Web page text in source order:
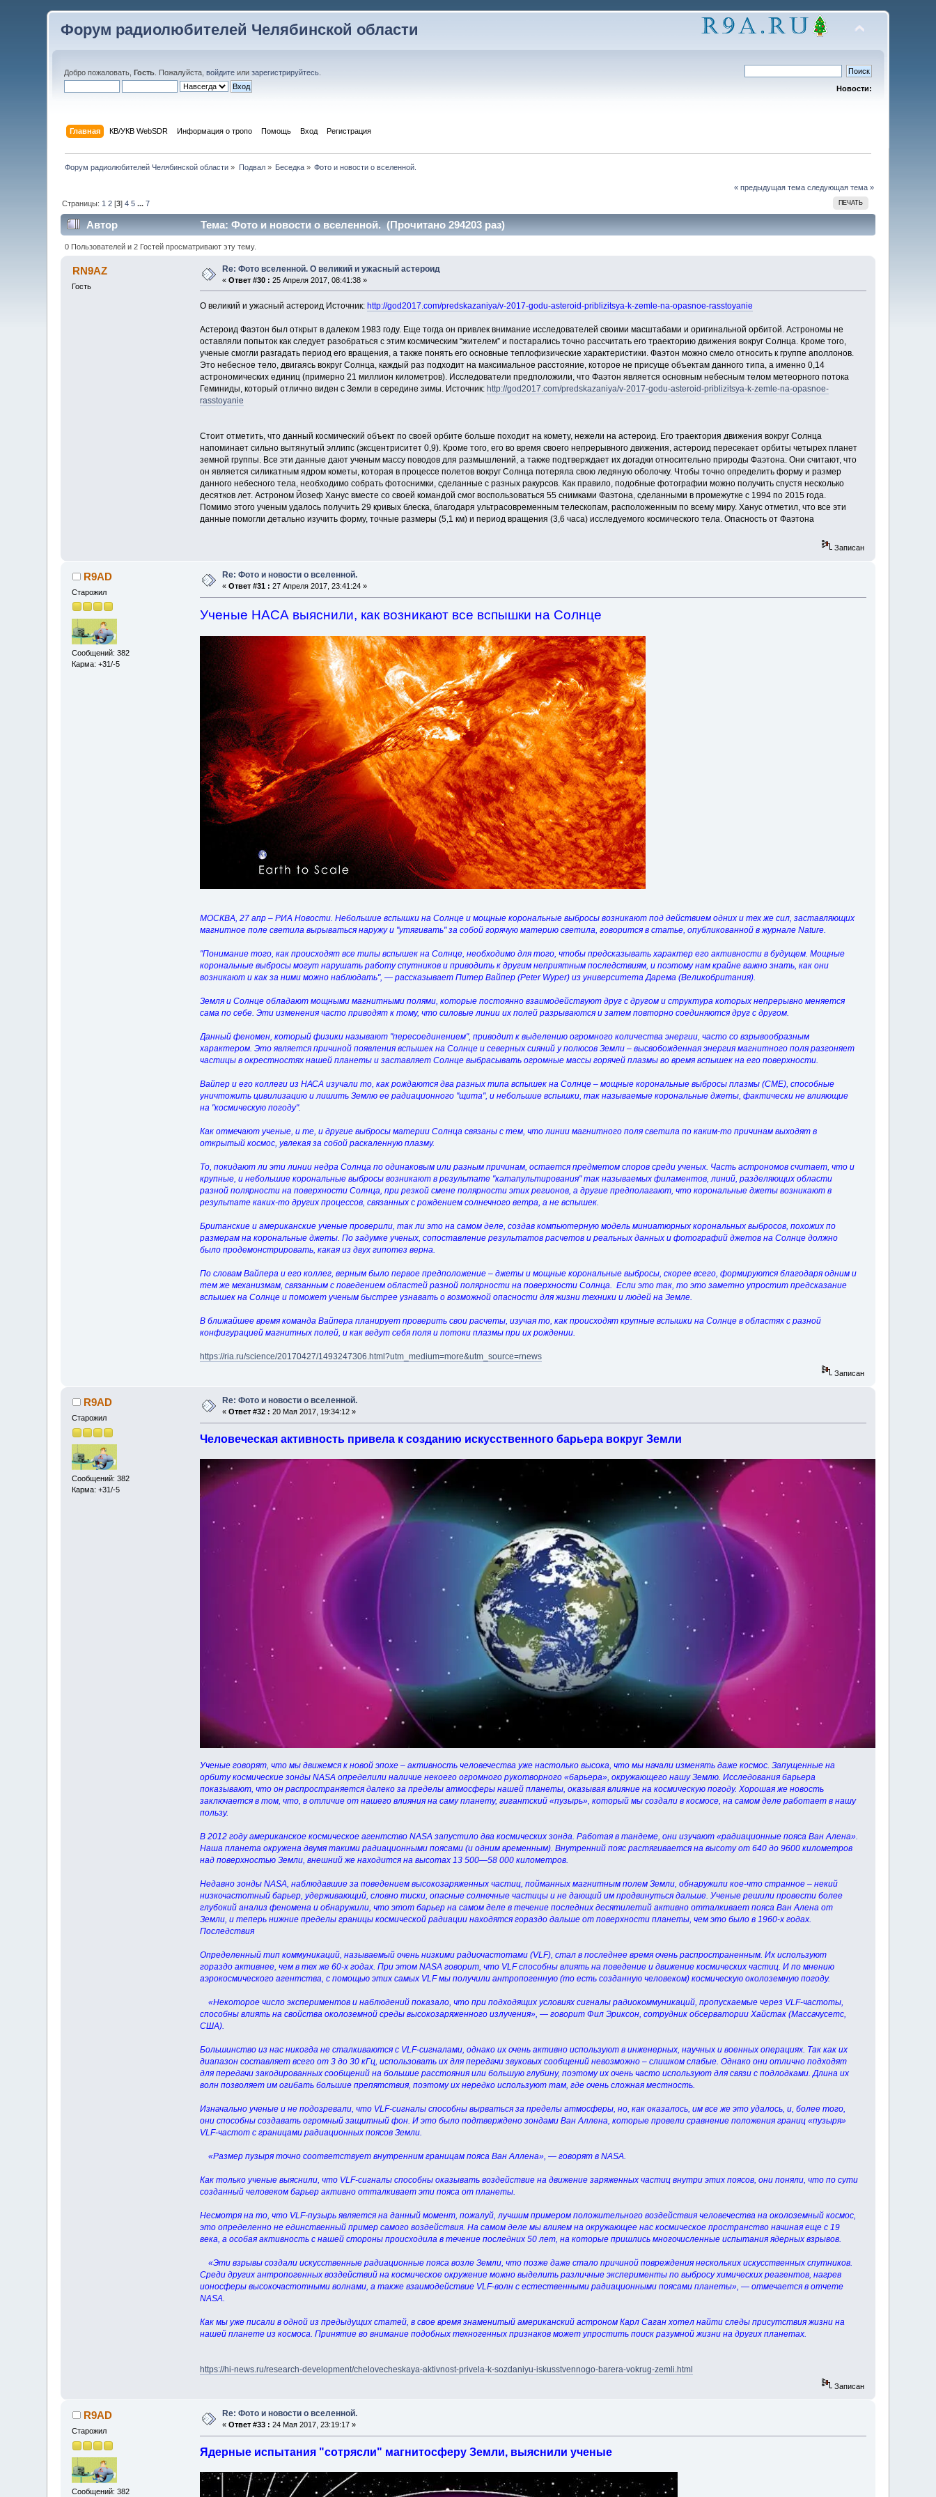
Форум радиолюбителей Челябинской области
Добро пожаловать,Гость . Пожалуйста,войдите илизарегистрируйтесь
Новости:
Главная КВ/УКВ WebSDR Информация о тропо Помощь Вход Регистрация
Форум радиолюбителей Челябинской области » Подвал» Беседка » Фото и новости о вселенной.
« предыдущая тема следующая тема »
ПЕЧАТЬ
Страницы: 1 2 [3]4 5 ...7
Автор Тема: Фото и новости о вселенной. (Прочитано 294203 раз)
0 Пользователей и 2 Гостей просматривают эту тему.
RN9AZ
Гость
Re: Фото вселенной. О великий и ужасный астероид
«Ответ #30 : 25 Апреля 2017, 08:41:38 »
О великий и ужасный астероид Источник: http://god2017.com/predskazaniya/v-2017-godu-asteroid-priblizitsya-k-zemle-na-opasnoe-rasstoyanie
Астероид Фаэтон был открыт в далеком 1983 году. Еще тогда он привлек внимание исследователей своими масштабами и оригинальной орбитой. Астрономы не
оставляли попыток как следует разобраться с этим космическим “жителем” и постарались точно рассчитать его траекторию движения вокруг Солнца. Кроме того,
ученые смогли разгадать период его вращения, а также понять его основные теплофизические характеристики. Фаэтон можно смело относить к группе аполлонов.
Это небесное тело, двигаясь вокруг Солнца, каждый раз подходит на максимальное расстояние, которое не присуще объектам данного типа, а именно 0,14
астрономических единиц (примерно 21 миллион километров). Исследователи предположили, что Фаэтон является основным небесным телом метеорного потока
Геминиды, который отлично виден с Земли в середине зимы. Источник: http://god2017.com/predskazaniya/v-2017-godu-asteroid-priblizitsya-k-zemle-na-opasnoe-
rasstoyanie
Стоит отметить, что данный космический объект по своей орбите больше походит на комету, нежели на астероид. Его траектория движения вокруг Солнца
напоминает сильно вытянутый эллипс (эксцентриситет 0,9). Кроме того, его во время своего непрерывного движения, астероид пересекает орбиты четырех планет
земной группы. Все эти данные дают ученым массу поводов для размышлений, а также подтверждает их догадки относительно природы Фаэтона. Они считают, что
он является силикатным ядром кометы, которая в процессе полетов вокруг Солнца потеряла свою ледяную оболочку. Чтобы точно определить форму и размер
данного небесного тела, необходимо собрать фотоснимки, сделанные с разных ракурсов. Как правило, подобные фотографии можно получить спустя несколько
десятков лет. Астроном Йозеф Ханус вместе со своей командой смог воспользоваться 55 снимками Фаэтона, сделанными в промежутке с 1994 по 2015 года.
Помимо этого ученым удалось получить 29 кривых блеска, благодаря ультрасовременным телескопам, расположенным по всему миру. Ханус отметил, что все эти
данные помогли детально изучить форму, точные размеры (5,1 км) и период вращения (3,6 часа) исследуемого космического тела. Опасность от Фаэтона
Записан
R9AD
Старожил
Сообщений: 382
Карма: +31/-5
Re: Фото и новости о вселенной.
«Ответ #31 : 27 Апреля 2017, 23:41:24 »
Ученые НАСА выяснили, как возникают все вспышки на Солнце
МОСКВА, 27 апр – РИА Новости. Небольшие вспышки на Солнце и мощные корональные выбросы возникают под действием одних и тех же сил, заставляющих
магнитное поле светила вырываться наружу и "утягивать" за собой горячую материю светила, говорится в статье, опубликованной в журнале Nature.
"Понимание того, как происходят все типы вспышек на Солнце, необходимо для того, чтобы предсказывать характер его активности в будущем. Мощные
корональные выбросы могут нарушать работу спутников и приводить к другим неприятным последствиям, и поэтому нам крайне важно знать, как они
возникают и как за ними можно наблюдать", — рассказывает Питер Вайпер (Peter Wyper) из университета Дарема (Великобритания).
Земля и Солнце обладают мощными магнитными полями, которые постоянно взаимодействуют друг с другом и структура которых непрерывно меняется
сама по себе. Эти изменения часто приводят к тому, что силовые линии их полей разрываются и затем повторно соединяются друг с другом.
Данный феномен, который физики называют "пересоединением", приводит к выделению огромного количества энергии, часто со взрывообразным
характером. Это является причиной появления вспышек на Солнце и северных сияний у полюсов Земли – высвобожденная энергия магнитного поля разгоняет
частицы в окрестностях нашей планеты и заставляет Солнце выбрасывать огромные массы горячей плазмы во время вспышек на его поверхности.
Вайпер и его коллеги из НАСА изучали то, как рождаются два разных типа вспышек на Солнце – мощные корональные выбросы плазмы (CME), способные
уничтожить цивилизацию и лишить Землю ее радиационного "щита", и небольшие вспышки, так называемые корональные джеты, фактически не влияющие
на "космическую погоду".
Как отмечают ученые, и те, и другие выбросы материи Солнца связаны с тем, что линии магнитного поля светила по каким-то причинам выходят в
открытый космос, увлекая за собой раскаленную плазму.
То, покидают ли эти линии недра Солнца по одинаковым или разным причинам, остается предметом споров среди ученых. Часть астрономов считает, что и
крупные, и небольшие корональные выбросы возникают в результате "катапультирования" так называемых филаментов, линий, разделяющих области
разной полярности на поверхности Солнца, при резкой смене полярности этих регионов, а другие предполагают, что корональные джеты возникают в
результате каких-то других процессов, связанных с рождением солнечного ветра, а не вспышек.
Британские и американские ученые проверили, так ли это на самом деле, создав компьютерную модель миниатюрных корональных выбросов, похожих по
размерам на корональные джеты. По задумке ученых, сопоставление результатов расчетов и реальных данных и фотографий джетов на Солнце должно
было продемонстрировать, какая из двух гипотез верна.
По словам Вайпера и его коллег, верным было первое предположение – джеты и мощные корональные выбросы, скорее всего, формируются благодаря одним и
тем же механизмам, связанным с поведением областей разной полярности на поверхности Солнца. Если это так, то это заметно упростит предсказание
вспышек на Солнце и поможет ученым быстрее узнавать о возможной опасности для жизни техники и людей на Земле.
В ближайшее время команда Вайпера планирует проверить свои расчеты, изучая то, как происходят крупные вспышки на Солнце в областях с разной
конфигурацией магнитных полей, и как ведут себя поля и потоки плазмы при их рождении.
https://ria.ru/science/20170427/1493247306.html?utm_medium=more&utm_source=rnews
Записан
R9AD
Старожил
Сообщений: 382
Карма: +31/-5
Re: Фото и новости о вселенной.
«Ответ #32 : 20 Мая 2017, 19:34:12 »
Человеческая активность привела к созданию искусственного барьера вокруг Земли
Ученые говорят, что мы движемся к новой эпохе – активность человечества уже настолько высока, что мы начали изменять даже космос. Запущенные на
орбиту космические зонды NASA определили наличие некоего огромного рукотворного «барьера», окружающего нашу Землю. Исследования барьера
показывают, что он распространяется далеко за пределы атмосферы нашей планеты, оказывая влияние на космическую погоду. Хорошая же новость
заключается в том, что, в отличие от нашего влияния на саму планету, гигантский «пузырь», который мы создали в космосе, на самом деле работает в нашу
пользу.
В 2012 году американское космическое агентство NASA запустило два космических зонда. Работая в тандеме, они изучают «радиационные пояса Ван Алена».
Наша планета окружена двумя такими радиационными поясами (и одним временным). Внутренний пояс растягивается на высоту от 640 до 9600 километров
над поверхностью Земли, внешний же находится на высотах 13 500—58 000 километров.
Недавно зонды NASA, наблюдавшие за поведением высокозаряженных частиц, пойманных магнитным полем Земли, обнаружили кое-что странное – некий
низкочастотный барьер, удерживающий, словно тиски, опасные солнечные частицы и не дающий им продвинуться дальше. Ученые решили провести более
глубокий анализ феномена и обнаружили, что этот барьер на самом деле в течение последних десятилетий активно отталкивает пояса Ван Алена от
Земли, и теперь нижние пределы границы космической радиации находятся гораздо дальше от поверхности планеты, чем это было в 1960-х годах.
Последствия
Определенный тип коммуникаций, называемый очень низкими радиочастотами (VLF), стал в последнее время очень распространенным. Их используют
гораздо активнее, чем в тех же 60-х годах. При этом NASA говорит, что VLF способны влиять на поведение и движение космических частиц. И по мнению
аэрокосмического агентства, с помощью этих самых VLF мы получили антропогенную (то есть созданную человеком) космическую околоземную погоду.
«Некоторое число экспериментов и наблюдений показало, что при подходящих условиях сигналы радиокоммуникаций, пропускаемые через VLF-частоты,
способны влиять на свойства околоземной среды высокозаряженного излучения», — говорит Фил Эриксон, сотрудник обсерватории Хайстак (Массачусетс,
США).
Большинство из нас никогда не сталкиваются с VLF-сигналами, однако их очень активно используют в инженерных, научных и военных операциях. Так как их
диапазон составляет всего от 3 до 30 кГц, использовать их для передачи звуковых сообщений невозможно – слишком слабые. Однако они отлично подходят
для передачи закодированных сообщений на большие расстояния или большую глубину, поэтому их очень часто используют для связи с подлодками. Длина их
волн позволяет им огибать большие препятствия, поэтому их нередко используют там, где очень сложная местность.
Изначально ученые и не подозревали, что VLF-сигналы способны вырваться за пределы атмосферы, но, как оказалось, им все же это удалось, и, более того,
они способны создавать огромный защитный фон. И это было подтверждено зондами Ван Аллена, которые провели сравнение положения границ «пузыря»
VLF-частот с границами радиационных поясов Земли.
«Размер пузыря точно соответствует внутренним границам пояса Ван Аллена», — говорят в NASA.
Как только ученые выяснили, что VLF-сигналы способны оказывать воздействие на движение заряженных частиц внутри этих поясов, они поняли, что по сути
созданный человеком барьер активно отталкивает эти пояса от планеты.
Несмотря на то, что VLF-пузырь является на данный момент, пожалуй, лучшим примером положительного воздействия человечества на околоземный космос,
это определенно не единственный пример самого воздействия. На самом деле мы влияем на окружающее нас космическое пространство начиная еще с 19
века, а особая активность с нашей стороны происходила в течение последних 50 лет, на которые пришлись многочисленные испытания ядерных взрывов.
«Эти взрывы создали искусственные радиационные пояса возле Земли, что позже даже стало причиной повреждения нескольких искусственных спутников.
Среди других антропогенных воздействий на космическое окружение можно выделить различные эксперименты по выбросу химических реагентов, нагрев
ионосферы высокочастотными волнами, а также взаимодействие VLF-волн с естественными радиационными поясами планеты», — отмечается в отчете
NASA.
Как мы уже писали в одной из предыдущих статей, в свое время знаменитый американский астроном Карл Саган хотел найти следы присутствия жизни на
нашей планете из космоса. Принятие во внимание подобных техногенных признаков может упростить поиск разумной жизни на других планетах.
https://hi-news.ru/research-development/chelovecheskaya-aktivnost-privela-k-sozdaniyu-iskusstvennogo-barera-vokrug-zemli.html
Записан
R9AD
Старожил
Сообщений: 382
Re: Фото и новости о вселенной.
«Ответ #33 : 24 Мая 2017, 23:19:17 »
Ядерные испытания "сотрясли" магнитосферу Земли, выяснили ученые